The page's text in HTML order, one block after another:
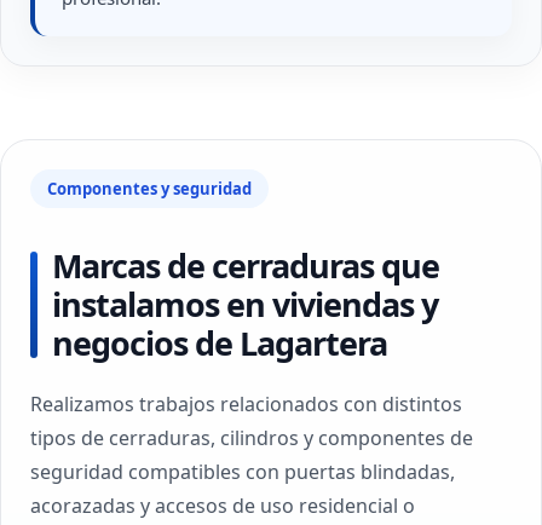
Componentes y seguridad
Marcas de cerraduras que
instalamos en viviendas y
negocios de Lagartera
Realizamos trabajos relacionados con distintos
tipos de cerraduras, cilindros y componentes de
seguridad compatibles con puertas blindadas,
acorazadas y accesos de uso residencial o